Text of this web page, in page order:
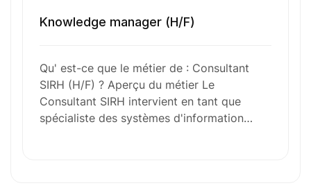
Votre CV
Glisser & déposer les fichiers ici
ou
Knowledge manager (H/F)
Qu' est-ce que le métier de : Consultant
SIRH (H/F) ? Aperçu du métier Le
Consultant SIRH intervient en tant que
spécialiste des systèmes d'information…